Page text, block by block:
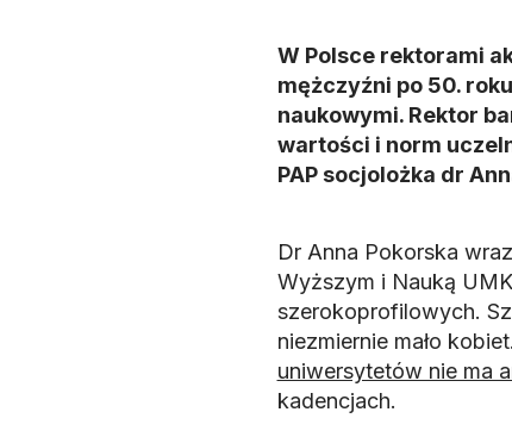
W Polsce rektorami
mężczyźni po 50.
naukowymi. Rektor
wartości i norm
PAP socjolożka dr
Dr Anna Pokorska
Wyższym i Nauką
szerokoprofilowych.
niezmiernie mało kobiet.
uniwersytetów nie ma
kadencjach.